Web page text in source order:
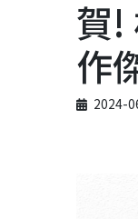
賀!
作
Published
2024-
Author